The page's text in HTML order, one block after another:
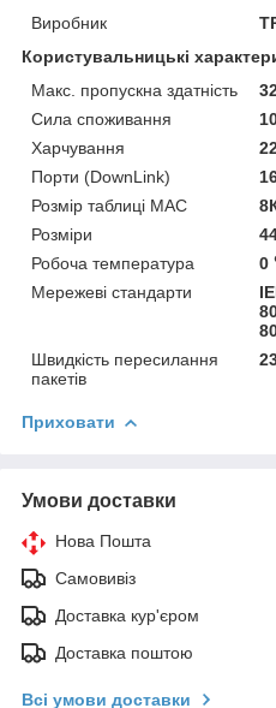
Виробник
Користувальницькі
Макс. пропускна здатність
Сила споживання
Харчування
Порти (DownLink)
Розмір таблиці MAC
Розміри
Робоча температура
0
Мережеві стандарти
Швидкість пересилання
пакетів
Приховати
Умови доставки
Нова Пошта
Самовивіз
Доставка кур'єром
Доставка поштою
Всі умови доставки